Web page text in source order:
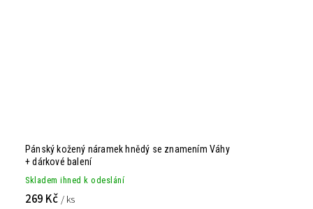
Pánský kožený náramek hnědý se znamením Váhy
+ dárkové balení
Skladem ihned k odeslání
269 Kč / ks